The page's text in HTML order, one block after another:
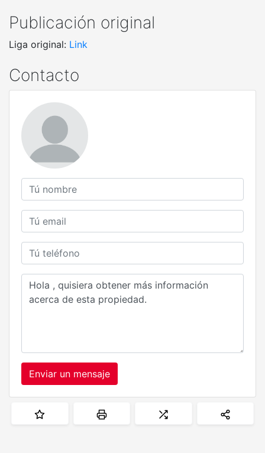
Publicación original
Liga original: Link
Contacto
Enviar un mensaje